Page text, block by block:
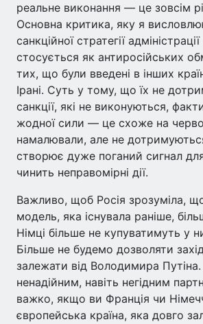
реальне виконання — це зовсім
Основна критика, яку я
санкційної стратегії
стосується як антиросійських
тих, що були введені в інших
Ірані. Суть у тому, що їх не
санкції, які не виконуються,
жодної сили — це схоже на
намалювали, але не
створює дуже поганий сигнал
чинить неправомірні дії.
Важливо, щоб Росія зрозуміла,
модель, яка існувала раніше,
Німці більше не купуватимуть у
Більше не будемо дозволяти
залежати від Володимира
ненадійним, навіть негідним
важко, якщо ви Франція чи
європейська країна, яка довго